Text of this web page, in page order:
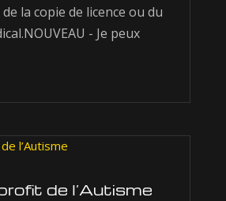
la copie de licence ou du
- Je peux
de l’Autisme